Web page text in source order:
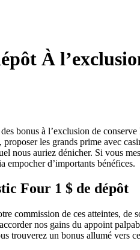
À
bonus à l’exclusion de
les grands prime avec
nous auriez dénicher. Si vous
empocher d’importants bénéfices.
Four 1 $ de dépôt
commission de ces atteintes, de
nos gains du appoint
trouverez un bonus allumé vers